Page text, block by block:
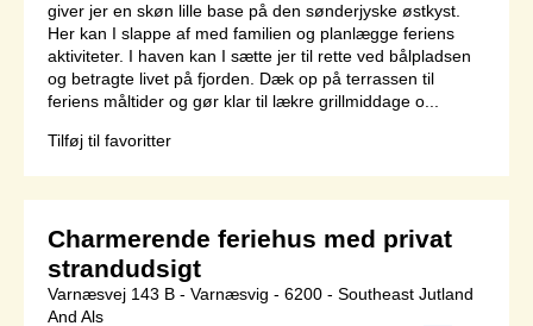
giver jer en skøn lille base på den sønderjyske østkyst.
Her kan I slappe af med familien og planlægge feriens
aktiviteter. I haven kan I sætte jer til rette ved bålpladsen
og betragte livet på fjorden. Dæk op på terrassen til
feriens måltider og gør klar til lækre grillmiddage o...
Tilføj til favoritter
Charmerende feriehus med privat
strandudsigt
Varnæsvej 143 B - Varnæsvig - 6200 - Southeast Jutland
And Als